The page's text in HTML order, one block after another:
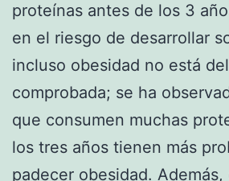
proteínas antes de los 3
en el riesgo de desarrollar
incluso obesidad no está
comprobada; se ha
que consumen muchas
los tres años tienen más
padecer obesidad.